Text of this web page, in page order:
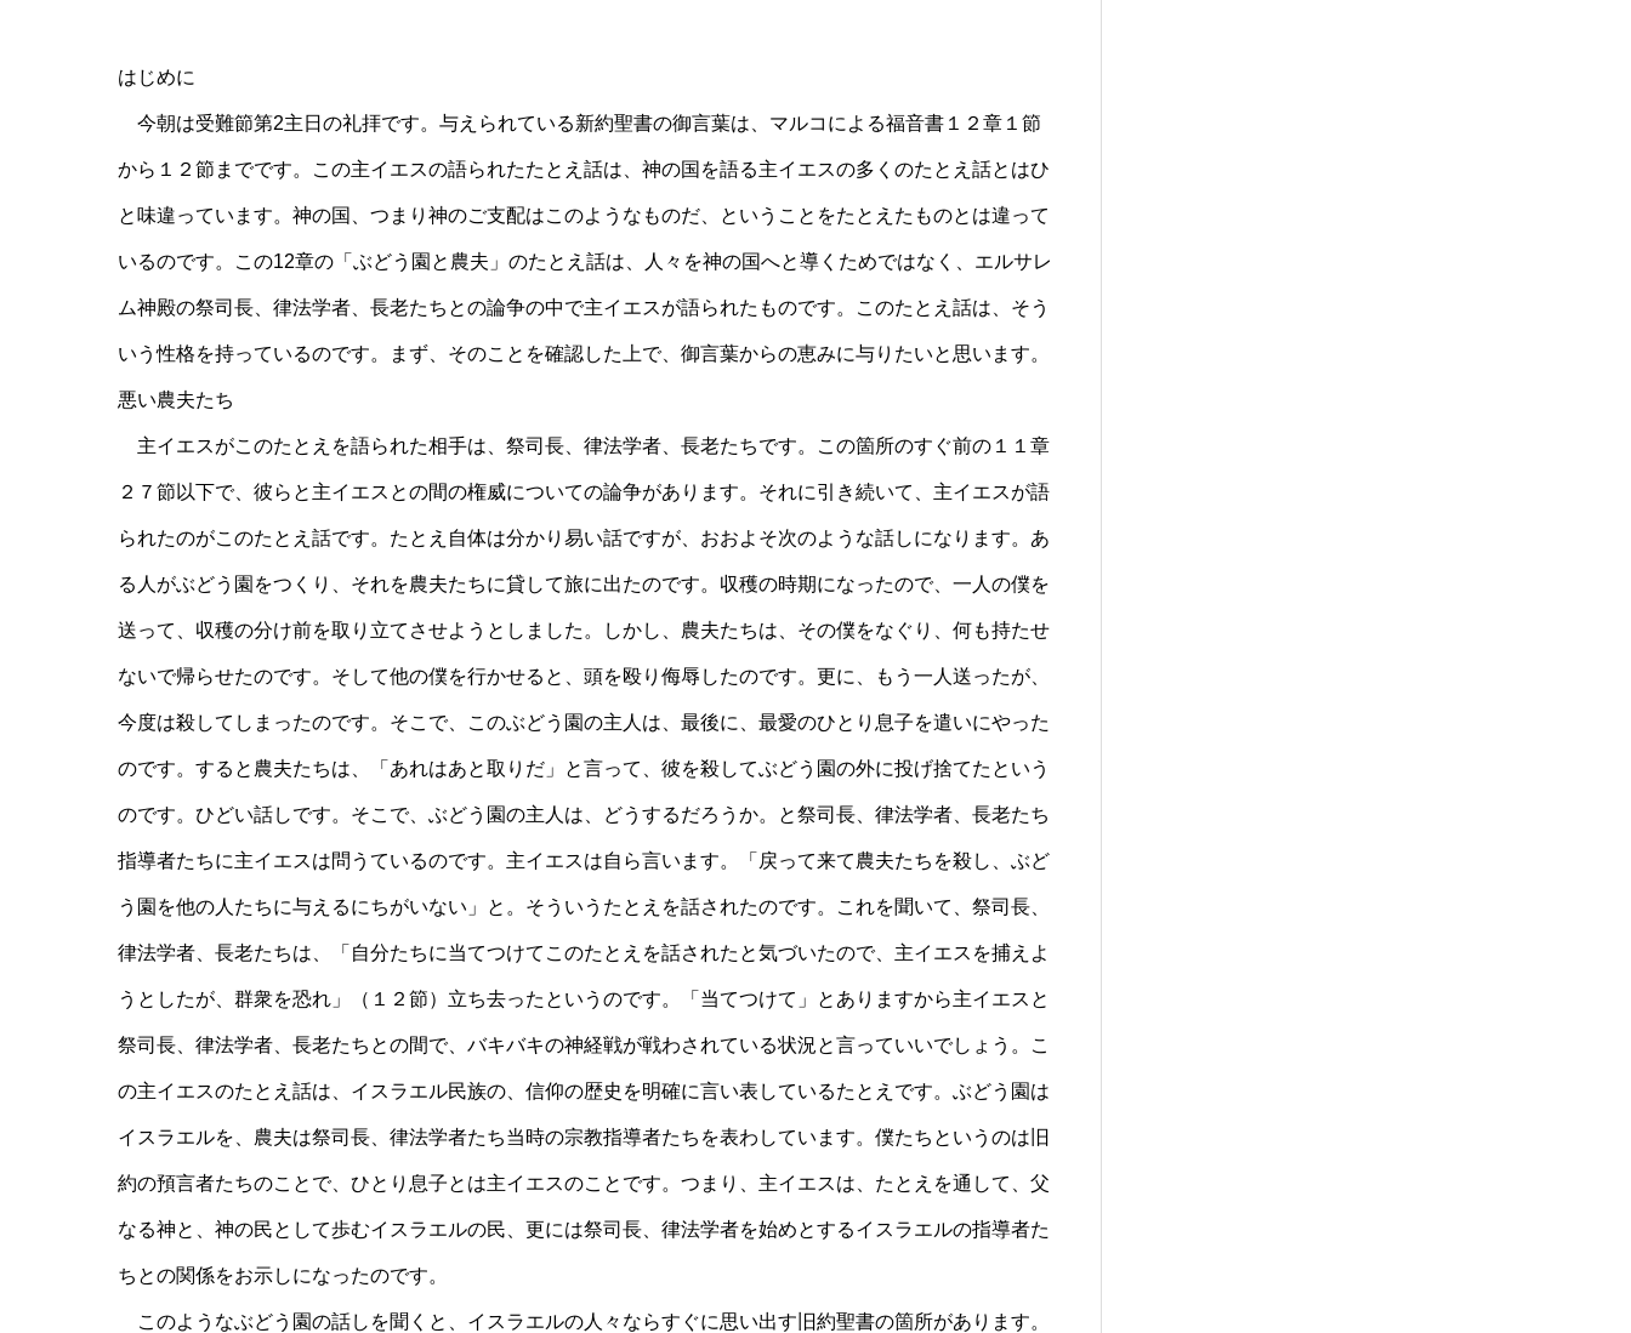
はじめに
今朝は受難節第2主日の礼拝です。与えられている新約聖書の御言葉は、マルコによる福音書１２章１節
から１２節までです。この主イエスの語られたたとえ話は、神の国を語る主イエスの多くのたとえ話とはひ
と味違っています。神の国、つまり神のご支配はこのようなものだ、ということをたとえたものとは違って
いるのです。この12章の「ぶどう園と農夫」のたとえ話は、人々を神の国へと導くためではなく、エルサレ
ム神殿の祭司長、律法学者、長老たちとの論争の中で主イエスが語られたものです。このたとえ話は、そう
いう性格を持っているのです。まず、そのことを確認した上で、御言葉からの恵みに与りたいと思います。
悪い農夫たち
主イエスがこのたとえを語られた相手は、祭司長、律法学者、長老たちです。この箇所のすぐ前の１１章
２７節以下で、彼らと主イエスとの間の権威についての論争があります。それに引き続いて、主イエスが語
られたのがこのたとえ話です。たとえ自体は分かり易い話ですが、おおよそ次のような話しになります。あ
る人がぶどう園をつくり、それを農夫たちに貸して旅に出たのです。収穫の時期になったので、一人の僕を
送って、収穫の分け前を取り立てさせようとしました。しかし、農夫たちは、その僕をなぐり、何も持たせ
ないで帰らせたのです。そして他の僕を行かせると、頭を殴り侮辱したのです。更に、もう一人送ったが、
今度は殺してしまったのです。そこで、このぶどう園の主人は、最後に、最愛のひとり息子を遣いにやった
のです。すると農夫たちは、「あれはあと取りだ」と言って、彼を殺してぶどう園の外に投げ捨てたという
のです。ひどい話しです。そこで、ぶどう園の主人は、どうするだろうか。と祭司長、律法学者、長老たち
指導者たちに主イエスは問うているのです。主イエスは自ら言います。「戻って来て農夫たちを殺し、ぶど
う園を他の人たちに与えるにちがいない」と。そういうたとえを話されたのです。これを聞いて、祭司長、
律法学者、長老たちは、「自分たちに当てつけてこのたとえを話されたと気づいたので、主イエスを捕えよ
うとしたが、群衆を恐れ」（１２節）立ち去ったというのです。「当てつけて」とありますから主イエスと
祭司長、律法学者、長老たちとの間で、バキバキの神経戦が戦わされている状況と言っていいでしょう。こ
の主イエスのたとえ話は、イスラエル民族の、信仰の歴史を明確に言い表しているたとえです。ぶどう園は
イスラエルを、農夫は祭司長、律法学者たち当時の宗教指導者たちを表わしています。僕たちというのは旧
約の預言者たちのことで、ひとり息子とは主イエスのことです。つまり、主イエスは、たとえを通して、父
なる神と、神の民として歩むイスラエルの民、更には祭司長、律法学者を始めとするイスラエルの指導者た
ちとの関係をお示しになったのです。
このようなぶどう園の話しを聞くと、イスラエルの人々ならすぐに思い出す旧約聖書の箇所があります。